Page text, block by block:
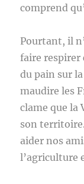
comprend
Pourtant, il
faire respirer
du pain sur
maudire les
clame que la
son
aider nos
l’agriculture